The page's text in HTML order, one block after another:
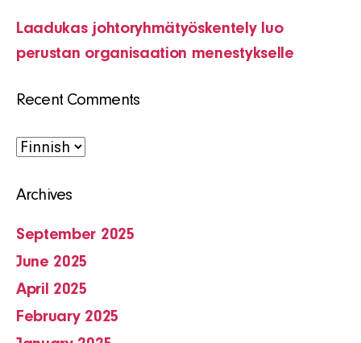
Laadukas johtoryhmätyöskentely luo
perustan organisaation menestykselle
Recent Comments
Choose
language
Archives
September 2025
June 2025
April 2025
February 2025